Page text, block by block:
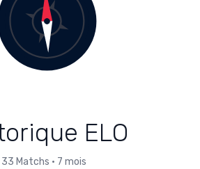
ELO
33 Matchs • 7 mois